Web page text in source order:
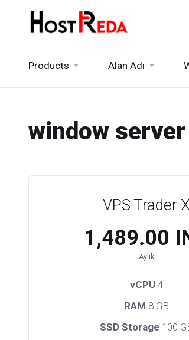
Products Alan Adı
window server
VPS Trader X
₹1,489.00
Aylık
vCPU 4
RAM 8 GB
SSD Storage 100